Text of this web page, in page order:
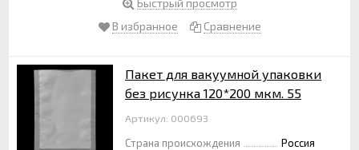
В избранное
Сравнение
Пакет для вакуумной упаковки
без рисунка 120*200 мкм. 55
Артикул: 000693
Страна происхождения
Россия